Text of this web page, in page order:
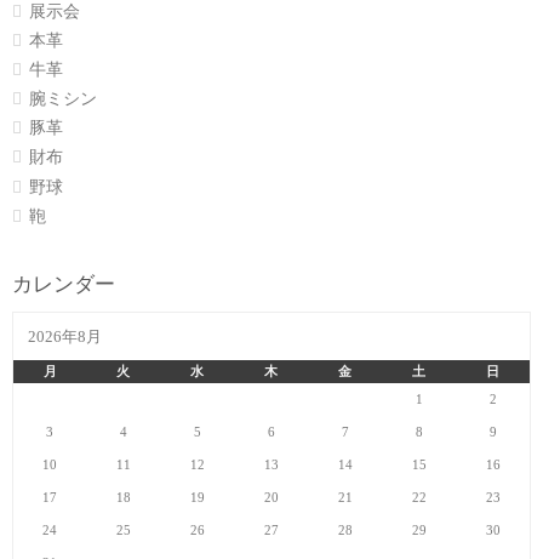
展示会
本革
牛革
腕ミシン
豚革
財布
野球
鞄
カレンダー
2026年8月
月 火 水 木 金 土
日
1
2
3 4 5 6 7 8 9
10 11 12 13 14 15 16
17 18 19 20 21 22 23
24 25 26 27 28 29 30